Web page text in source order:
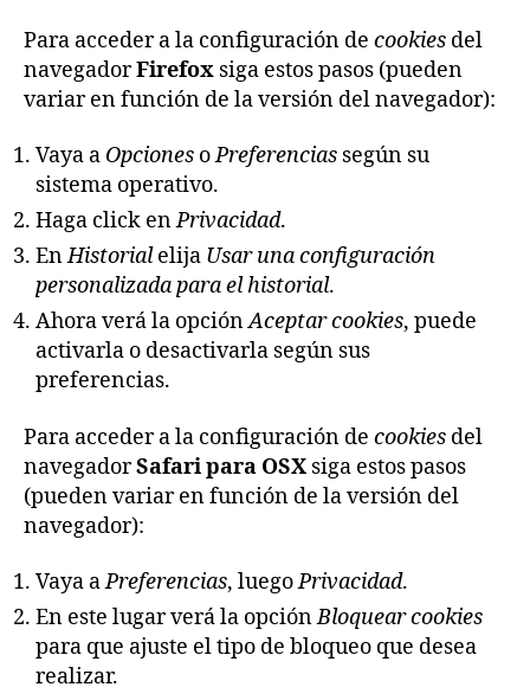
Para acceder a la configuración de cookies del
navegadorFirefox siga estos pasos (pueden
variar en función de la versión del navegador):
Vaya a Opciones oPreferencias según su
sistema operativo.
Haga click enPrivacidad.
EnHistorialelija Usar una configuración
personalizada para el historial.
Ahora verá la opciónAceptar cookies, puede
activarla o desactivarla según sus
preferencias.
Para acceder a la configuración de cookies del
navegadorSafari para OSX siga estos pasos
(pueden variar en función de la versión del
navegador):
Vaya aPreferencias, luegoPrivacidad.
En este lugar verá la opciónBloquear cookies
para que ajuste el tipo de bloqueo que desea
realizar.